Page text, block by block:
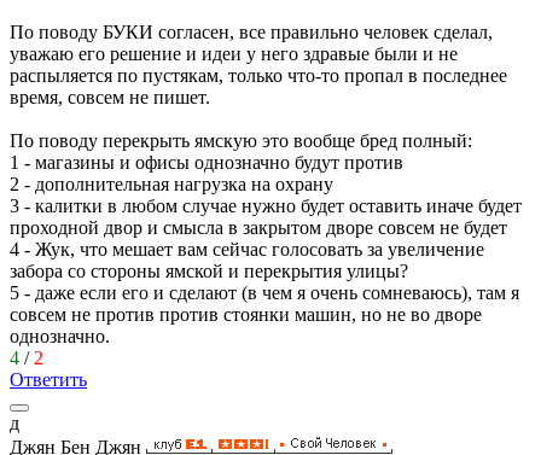
По поводу БУКИ согласен, все правильно человек сделал,
уважаю его решение и идеи у него здравые были и не
распыляется по пустякам, только что-то пропал в последнее
время, совсем не пишет.
По поводу перекрыть ямскую это вообще бред полный:
1 - магазины и офисы однозначно будут против
2 - дополнительная нагрузка на охрану
3 - калитки в любом случае нужно будет оставить иначе будет
проходной двор и смысла в закрытом дворе совсем не будет
4 - Жук, что мешает вам сейчас голосовать за увеличение
забора со стороны ямской и перекрытия улицы?
5 - даже если его и сделают (в чем я очень сомневаюсь), там я
совсем не против против стоянки машин, но не во дворе
однозначно.
4 / 2
Ответить
д
Джян Бен Джян